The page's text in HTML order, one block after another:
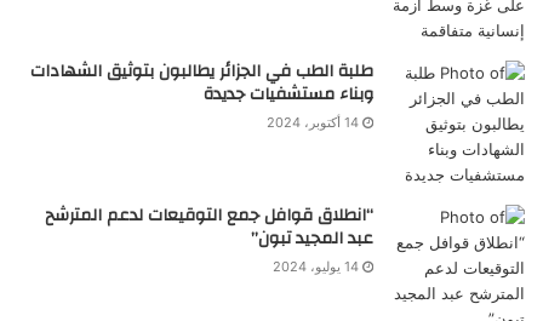
طلبة الطب في الجزائر يطالبون بتوثيق الشهادات
وبناء مستشفيات جديدة
14 أكتوبر، 2024
“انطلاق قوافل جمع التوقيعات لدعم المترشح
عبد المجيد تبون”
14 يوليو، 2024